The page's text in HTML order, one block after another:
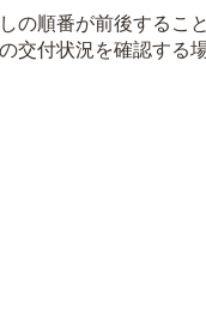
の順番が前後するこ
交付状況を確認する場